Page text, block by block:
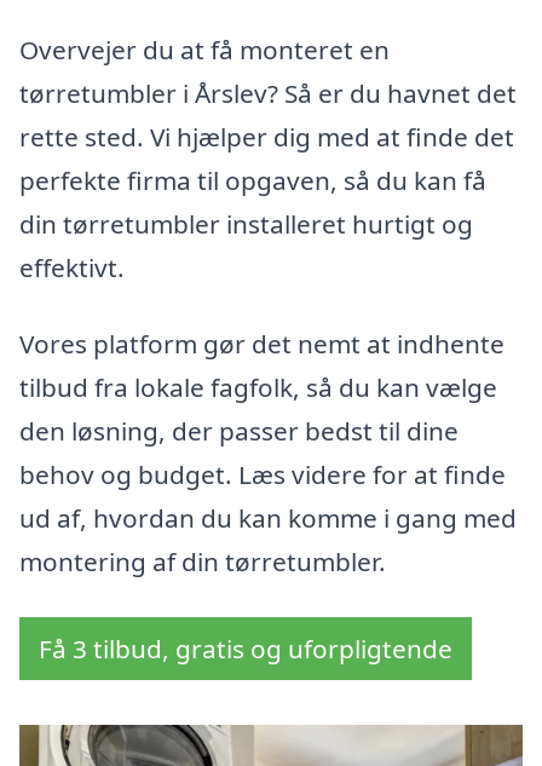
Overvejer du at få monteret en
tørretumbler i Årslev? Så er du havnet det
rette sted. Vi hjælper dig med at finde det
perfekte firma til opgaven, så du kan få
din tørretumbler installeret hurtigt og
effektivt.
Vores platform gør det nemt at indhente
tilbud fra lokale fagfolk, så du kan vælge
den løsning, der passer bedst til dine
behov og budget. Læs videre for at finde
ud af, hvordan du kan komme i gang med
montering af din tørretumbler.
Få 3 tilbud, gratis og uforpligtende